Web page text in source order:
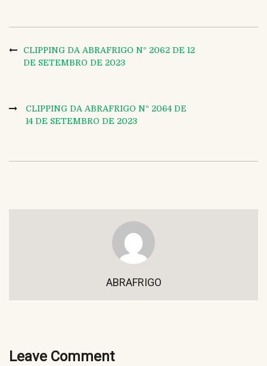
CLIPPING DA ABRAFRIGO Nº 2062 DE 12
DE SETEMBRO DE 2023
CLIPPING DA ABRAFRIGO Nº 2064 DE
14 DE SETEMBRO DE 2023
ABRAFRIGO
Leave Comment